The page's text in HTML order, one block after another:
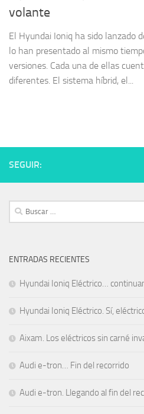
volante
El Hyundai Ioniq ha sido lanzado
lo han presentado al mismo
versiones. Cada una de ellas
diferentes. El sistema híbrid, el...
SEGUIR:
Buscar:
ENTRADAS RECIENTES
Hyundai Ioniq Eléctrico…
Hyundai Ioniq Eléctrico. Sí,
Aixam. Los eléctricos sin carné
Audi e-tron… Fin del recorrido
Audi e-tron. Llegando al fin del